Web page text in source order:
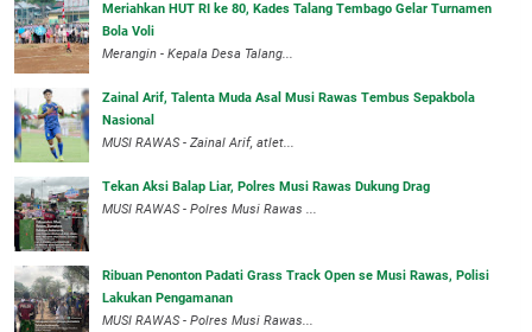
Meriahkan HUT RI ke 80, Kades Talang Tembago Gelar Turnamen
Bola Voli
Merangin - Kepala Desa Talang...
Zainal Arif, Talenta Muda Asal Musi Rawas Tembus Sepakbola
Nasional
MUSI RAWAS - Zainal Arif, atlet...
Tekan Aksi Balap Liar, Polres Musi Rawas Dukung Drag
MUSI RAWAS - Polres Musi Rawas ...
Ribuan Penonton Padati Grass Track Open se Musi Rawas, Polisi
Lakukan Pengamanan
MUSI RAWAS - Polres Musi Rawas...